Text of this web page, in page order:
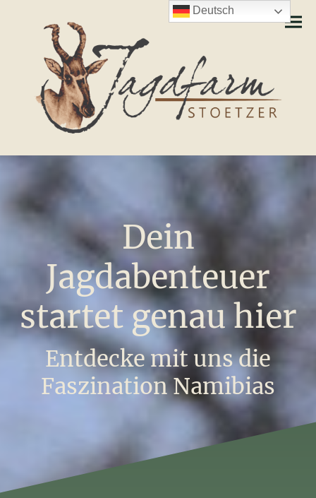
Dein
Jagdabenteuer
startet genau hier
Entdecke mit uns die
Faszination Namibias
Deutsch